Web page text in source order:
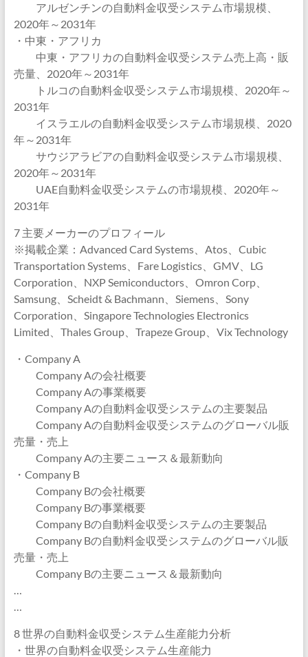
アルゼンチンの自動料金収受システム市場規模、
2020年～2031年
・中東・アフリカ
中東・アフリカの自動料金収受システム売上高・販
売量、2020年～2031年
トルコの自動料金収受システム市場規模、2020年～
2031年
イスラエルの自動料金収受システム市場規模、2020
年～2031年
サウジアラビアの自動料金収受システム市場規模、
2020年～2031年
UAE自動料金収受システムの市場規模、2020年～
2031年
7 主要メーカーのプロフィール
※掲載企業：Advanced Card Systems、Atos、Cubic
Transportation Systems、Fare Logistics、GMV、LG
Corporation、NXP Semiconductors、Omron Corp、
Samsung、Scheidt & Bachmann、Siemens、Sony
Corporation、Singapore Technologies Electronics
Limited、Thales Group、Trapeze Group、Vix Technology
・Company A
Company Aの会社概要
Company Aの事業概要
Company Aの自動料金収受システムの主要製品
Company Aの自動料金収受システムのグローバル販
売量・売上
Company Aの主要ニュース＆最新動向
・Company B
Company Bの会社概要
Company Bの事業概要
Company Bの自動料金収受システムの主要製品
Company Bの自動料金収受システムのグローバル販
売量・売上
Company Bの主要ニュース＆最新動向
…
…
8 世界の自動料金収受システム生産能力分析
・世界の自動料金収受システム生産能力